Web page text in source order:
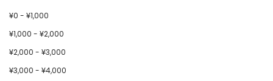
¥0 - ¥1,000
¥1,000 - ¥2,000
¥2,000 - ¥3,000
¥3,000 - ¥4,000